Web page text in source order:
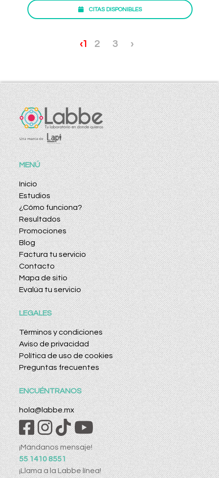
CITAS DISPONIBLES
‹1 2 3 ›
MENÚ
Inicio
Estudios
¿Cómo funciona?
Resultados
Promociones
Blog
Factura tu servicio
Contacto
Mapa de sitio
Evalúa tu servicio
LEGALES
Términos y condiciones
Aviso de privacidad
Política de uso de cookies
Preguntas frecuentes
ENCUÉNTRANOS
hola@labbe.mx
¡Mándanos mensaje!
55 1410 8551
¡Llama a la Labbe línea!